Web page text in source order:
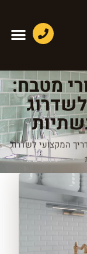
מטבח:
המקצועי לשדרוג